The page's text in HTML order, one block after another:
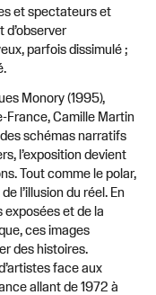
et spectateurs et
d’observer
parfois dissimulé ;
Monory (1995),
France, Camille Martin
schémas narratifs
l’exposition devient
Tout comme le polar,
l’illusion du réel. En
et de la
ces images
des histoires.
face aux
allant de 1972 à